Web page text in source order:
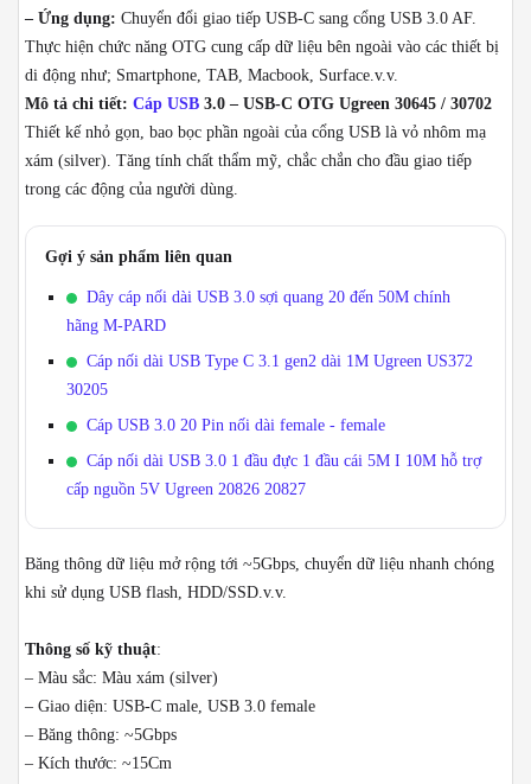
– Ứng dụng: Chuyển đổi giao tiếp USB-C sang cổng USB 3.0 AF.
Thực hiện chức năng OTG cung cấp dữ liệu bên ngoài vào các thiết bị
di động như; Smartphone, TAB, Macbook, Surface.v.v.
Mô tả chi tiết: Cáp USB 3.0 – USB-C OTG Ugreen 30645 / 30702
Thiết kế nhỏ gọn, bao bọc phần ngoài của cổng USB là vỏ nhôm mạ
xám (silver). Tăng tính chất thẩm mỹ, chắc chắn cho đầu giao tiếp
trong các động của người dùng.
Gợi ý sản phẩm liên quan
Dây cáp nối dài USB 3.0 sợi quang 20 đến 50M chính
hãng M-PARD
Cáp nối dài USB Type C 3.1 gen2 dài 1M Ugreen US372
30205
Cáp USB 3.0 20 Pin nối dài female - female
Cáp nối dài USB 3.0 1 đầu đực 1 đầu cái 5M I 10M hỗ trợ
cấp nguồn 5V Ugreen 20826 20827
Băng thông dữ liệu mở rộng tới ~5Gbps, chuyển dữ liệu nhanh chóng
khi sử dụng USB flash, HDD/SSD.v.v.
Thông số kỹ thuật:
– Màu sắc: Màu xám (silver)
– Giao diện: USB-C male, USB 3.0 female
– Băng thông: ~5Gbps
– Kích thước: ~15Cm